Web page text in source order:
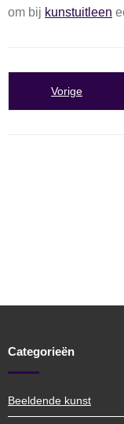
om bij kunstuitleen
Categorieën
Beeldende kunst